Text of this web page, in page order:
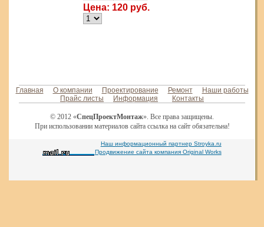
Цена: 120 руб.
Главная О компании Проектирование Ремонт
Наши работы
Прайс листы
Информация Контакты
© 2012 «СпецПроектМонтаж». Все права защищены.
При использовании материалов сайта ссылка на сайт обязательна!
Наш информационный партнер Stroyka.ru
Продвижение сайта компания Original Works